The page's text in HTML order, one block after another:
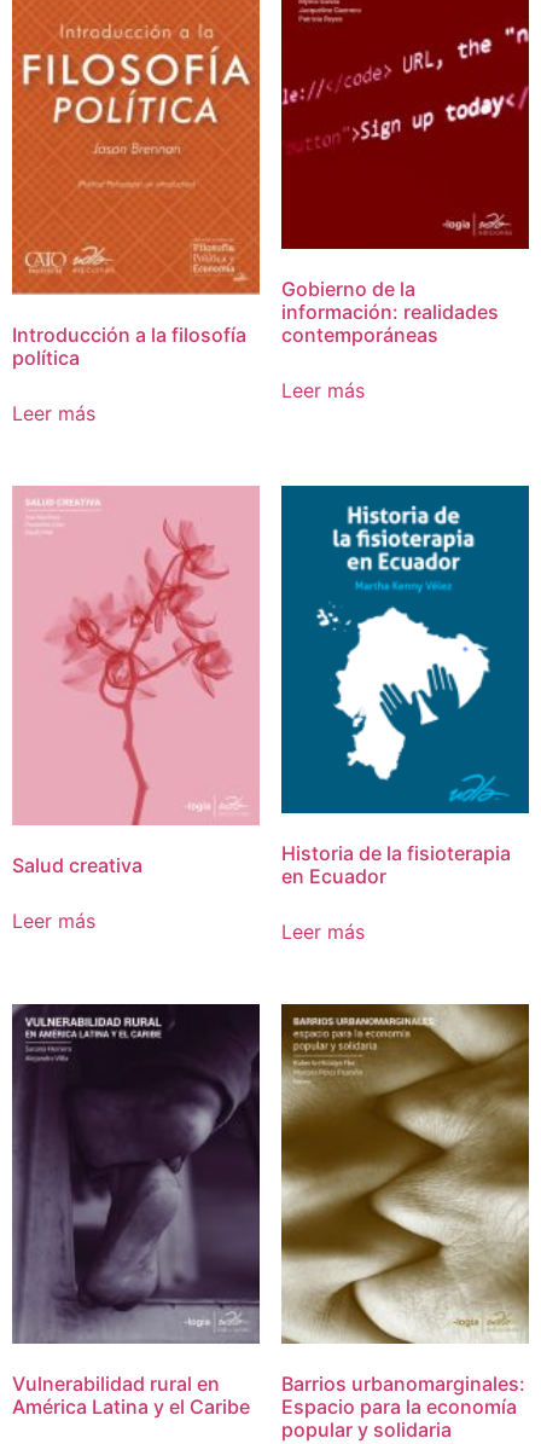
Introducción a la filosofía
política
Leer más
Gobierno de la
información: realidades
contemporáneas
Leer más
Salud creativa
Leer más
Historia de la fisioterapia
en Ecuador
Leer más
Vulnerabilidad rural en
América Latina y el Caribe
Barrios urbanomarginales:
Espacio para la economía
popular y solidaria